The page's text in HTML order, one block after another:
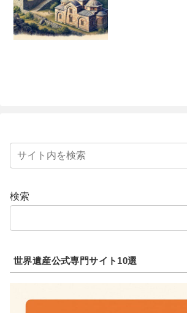
検索
世界遺産公式専門サイト10選